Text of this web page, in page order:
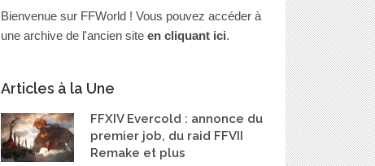
Bienvenue sur FFWorld ! Vous pouvez accéder à
une archive de l'ancien site en cliquant ici.
Articles à la Une
FFXIV Evercold : annonce du
premier job, du raid FFVII
Remake et plus